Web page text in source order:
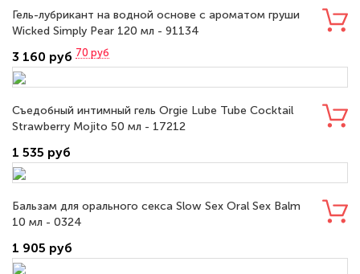
Гель-лубрикант на водной основе с ароматом груши
Wicked Simply Pear 120 мл - 91134
3 160 руб 70 руб
Съедобный интимный гель Orgie Lube Tube Cocktail
Strawberry Mojito 50 мл - 17212
1 535 руб
Бальзам для орального секса Slow Sex Oral Sex Balm
10 мл - 0324
1 905 руб